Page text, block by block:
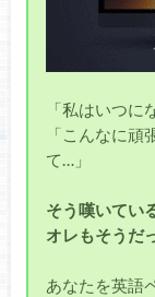
「私はいつに
「こんなに
て…」
そう嘆いてい
オレもそうだ
あなたを英語